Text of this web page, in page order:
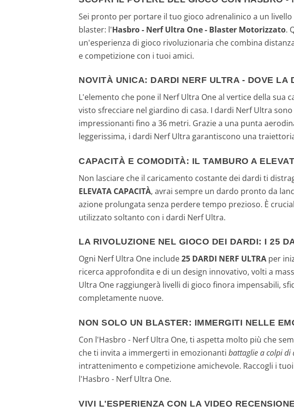
Sei pronto per portare il tuo gioco adrenalinico a un
blaster: l'Hasbro - Nerf Ultra One - Blaster Motorizzato.
un'esperienza di gioco rivoluzionaria che combina
e competizione con i tuoi amici.
NOVITÀ UNICA: DARDI NERF ULTRA - DOVE LA
L'elemento che pone il Nerf Ultra One al vertice della sua
visto sfrecciare nel giardino di casa. I dardi Nerf Ultra
impressionanti fino a 36 metri. Grazie a una punta
leggerissima, i dardi Nerf Ultra garantiscono una
CAPACITÀ E COMODITÀ: IL TAMBURO A
Non lasciare che il caricamento costante dei dardi ti
ELEVATA CAPACITÀ, avrai sempre un dardo pronto da
azione prolungata senza perdere tempo prezioso. È
utilizzato soltanto con i dardi Nerf Ultra.
LA RIVOLUZIONE NEL GIOCO DEI DARDI: I 25
Ogni Nerf Ultra One include25 DARDI NERF ULTRA per
ricerca approfondita e di un design innovativo, volti a
Ultra One raggiungerà livelli di gioco finora impensabili,
completamente nuove.
NON SOLO UN BLASTER: IMMERGITI NELLE
Con l'Hasbro - Nerf Ultra One, ti aspetta molto più che
che ti invita a immergerti in emozionanti battaglie a colpi di
intrattenimento e competizione amichevole. Raccogli i
l'Hasbro - Nerf Ultra One.
VIVI L'ESPERIENZA CON LA VIDEO